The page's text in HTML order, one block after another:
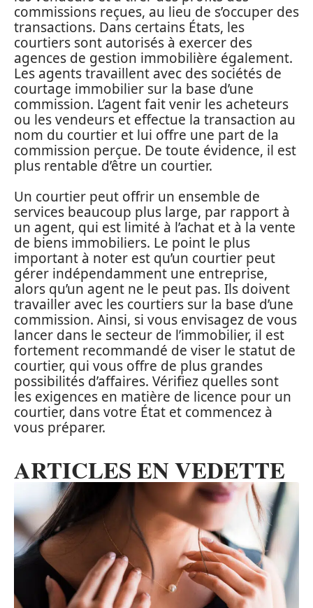
commissions reçues, au lieu de s’occuper des
transactions. Dans certains États, les
courtiers sont autorisés à exercer des
agences de gestion immobilière également.
Les agents travaillent avec des sociétés de
courtage immobilier sur la base d’une
commission. L’agent fait venir les acheteurs
ou les vendeurs et effectue la transaction au
nom du courtier et lui offre une part de la
commission perçue. De toute évidence, il est
plus rentable d’être un courtier.
Un courtier peut offrir un ensemble de
services beaucoup plus large, par rapport à
un agent, qui est limité à l’achat et à la vente
de biens immobiliers. Le point le plus
important à noter est qu’un courtier peut
gérer indépendamment une entreprise,
alors qu’un agent ne le peut pas. Ils doivent
travailler avec les courtiers sur la base d’une
commission. Ainsi, si vous envisagez de vous
lancer dans le secteur de l’immobilier, il est
fortement recommandé de viser le statut de
courtier, qui vous offre de plus grandes
possibilités d’affaires. Vérifiez quelles sont
les exigences en matière de licence pour un
courtier, dans votre État et commencez à
vous préparer.
ARTICLES EN VEDETTE